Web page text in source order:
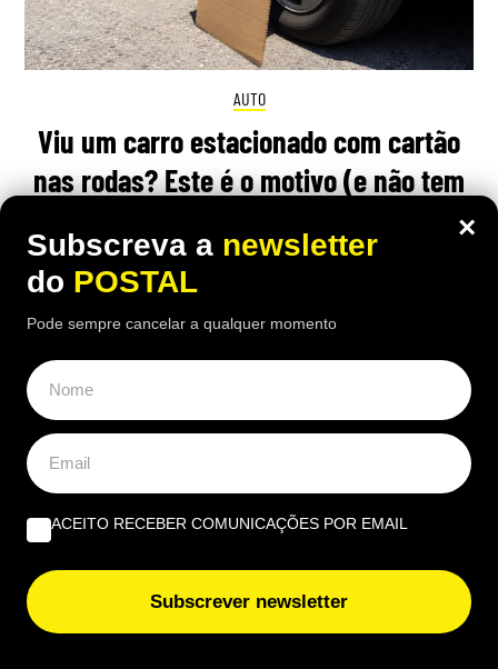
AUTO
Viu um carro estacionado com cartão
nas rodas? Este é o motivo (e não tem
junto às rodas dos carros estacionados ao sol
×
Subscreva a newsletter
do POSTAL
Pode sempre cancelar a qualquer momento
ACEITO RECEBER COMUNICAÇÕES POR EMAIL
Subscrever newsletter